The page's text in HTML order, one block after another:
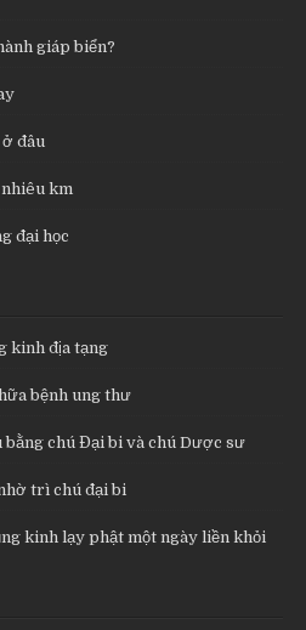
giáp biển?
đâu
km
đại học
kinh địa tạng
bệnh ung thư
bằng chú Đại bi và chú Dược sư
trì chú đại bi
kinh lạy phật một ngày liền khỏi